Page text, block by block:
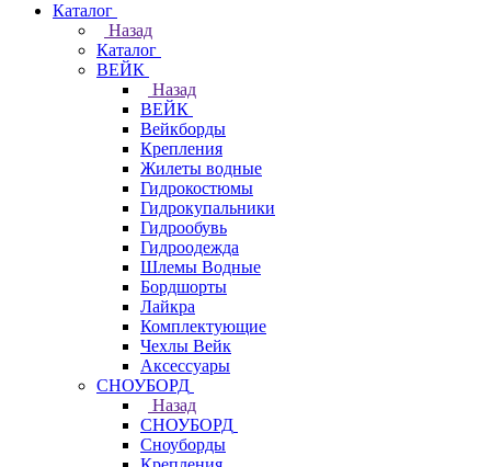
Каталог
Назад
Каталог
ВЕЙК
Назад
ВЕЙК
Вейкборды
Крепления
Жилеты водные
Гидрокостюмы
Гидрокупальники
Гидрообувь
Гидроодежда
Шлемы Водные
Бордшорты
Лайкра
Комплектующие
Чехлы Вейк
Аксессуары
СНОУБОРД
Назад
СНОУБОРД
Сноуборды